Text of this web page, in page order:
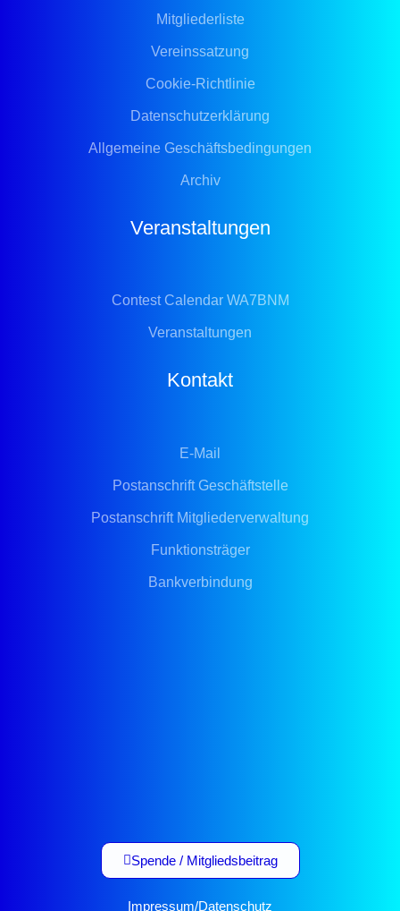
Mitgliederliste
Vereinssatzung
Cookie-Richtlinie
Datenschutzerklärung
Allgemeine Geschäftsbedingungen
Archiv
Veranstaltungen
Contest Calendar WA7BNM
Veranstaltungen
Kontakt
E-Mail
Postanschrift Geschäftstelle
Postanschrift Mitgliederverwaltung
Funktionsträger
Bankverbindung
Spende / Mitgliedsbeitrag
Impressum/Datenschutz